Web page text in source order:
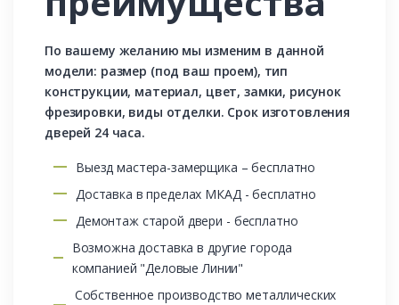
По вашему желанию мы изменим в данной
модели: размер (под ваш проем), тип
конструкции, материал, цвет, замки, рисунок
фрезировки, виды отделки. Срок изготовления
дверей 24 часа.
Выезд мастера-замерщика – бесплатно
Доставка в пределах МКАД - бесплатно
Демонтаж старой двери - бесплатно
Возможна доставка в другие города
компанией "Деловые Линии"
Собственное производство металлических